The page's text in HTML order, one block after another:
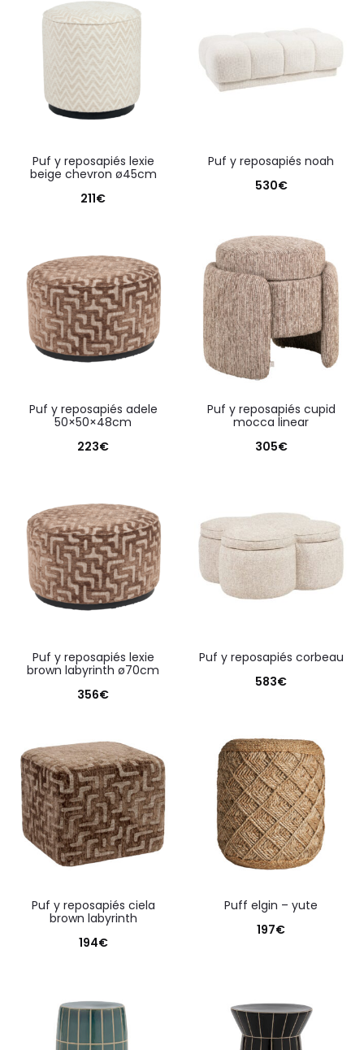
puf y reposapiés lexie
beige chevron ø45cm
211€
puf y reposapiés noah
530€
puf y reposapiés adele
50×50×48cm
223€
puf y reposapiés cupid
mocca linear
305€
puf y reposapiés lexie
brown labyrinth ø70cm
356€
puf y reposapiés corbeau
583€
puf y reposapiés ciela
brown labyrinth
194€
puff elgin – yute
197€